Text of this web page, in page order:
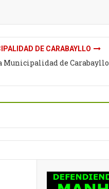
DE CARABAYLLO
Municipalidad de Carabayllo